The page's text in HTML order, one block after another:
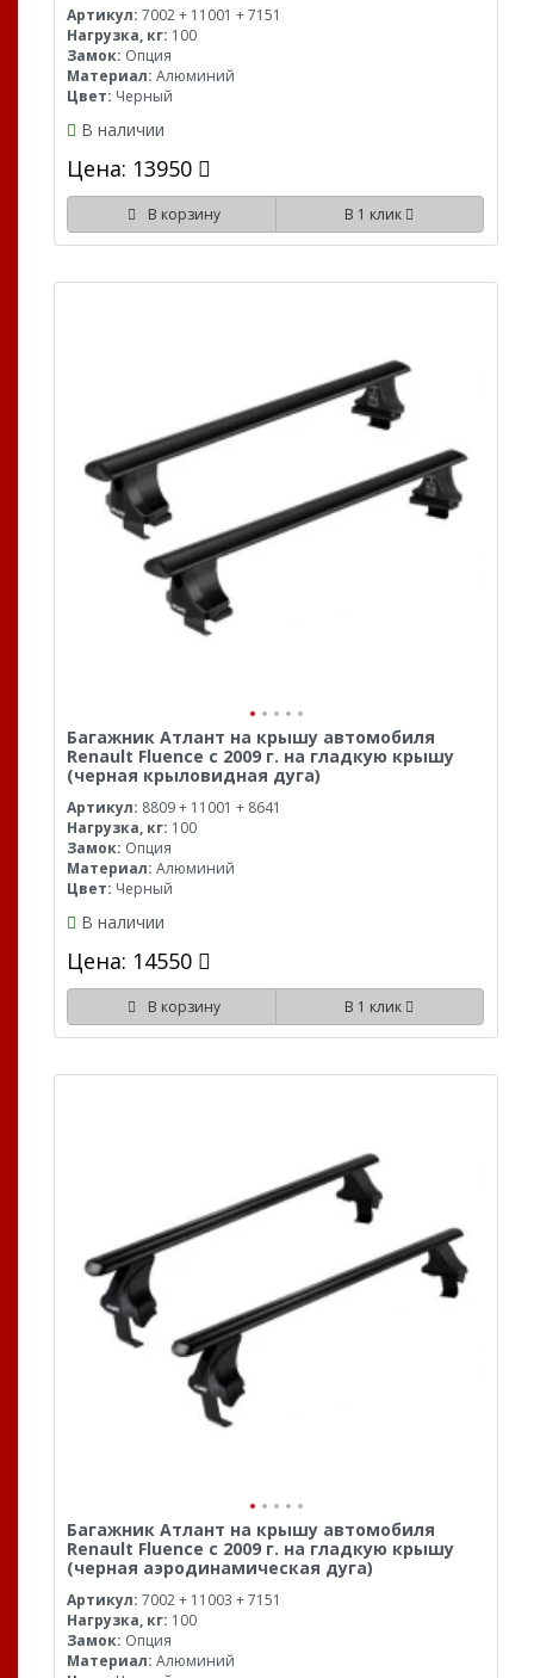
Артикул: 7002 + 11001 + 7151
Нагрузка, кг: 100
Замок: Опция
Материал: Алюминий
Цвет: Черный
В наличии
Цена: 13950
В корзину В 1 клик
Багажник Атлант на крышу автомобиля
Renault Fluence с 2009 г. на гладкую крышу
(черная крыловидная дуга)
Артикул: 8809 + 11001 + 8641
Нагрузка, кг: 100
Замок: Опция
Материал: Алюминий
Цвет: Черный
В наличии
Цена: 14550
В корзину В 1 клик
Багажник Атлант на крышу автомобиля
Renault Fluence с 2009 г. на гладкую крышу
(черная аэродинамическая дуга)
Артикул: 7002 + 11003 + 7151
Нагрузка, кг: 100
Замок: Опция
Материал: Алюминий